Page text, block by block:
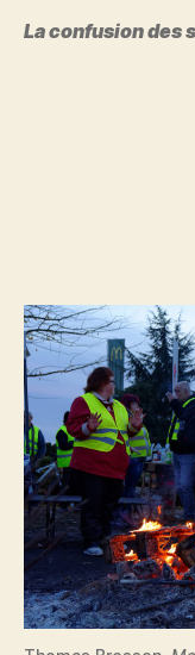
La confusion des